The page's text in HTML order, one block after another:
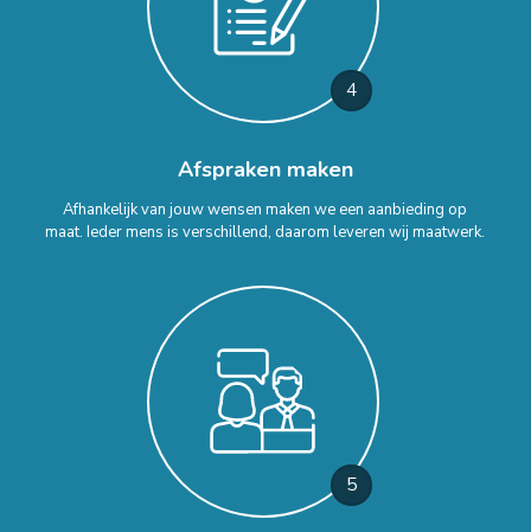
4
Afspraken maken
Afhankelijk van jouw wensen maken we een aanbieding op
maat. Ieder mens is verschillend, daarom leveren wij maatwerk.
5